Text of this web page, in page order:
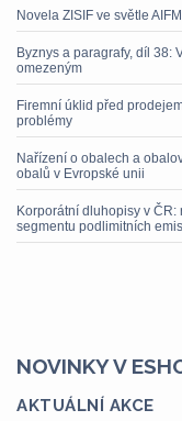
Novela ZISIF ve světle
Byznys a paragrafy, díl 38:
omezeným
Firemní úklid před
problémy
Nařízení o obalech a
obalů v Evropské unii
Korporátní dluhopisy v
segmentu podlimitních
NOVINKY V
AKTUÁLNÍ AKCE